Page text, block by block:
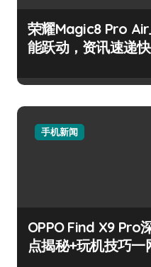
荣耀Magic8 Pro
能跃动，资讯速递
手机新闻
OPPO Find X9 Pro
点揭秘+玩机技巧一